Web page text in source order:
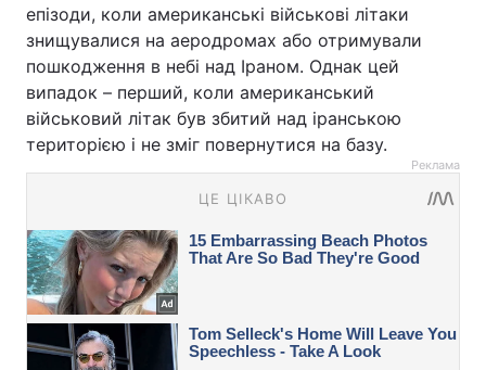
епізоди, коли американські військові літаки
знищувалися на аеродромах або отримували
пошкодження в небі над Іраном. Однак цей
випадок – перший, коли американський
військовий літак був збитий над іранською
територією і не зміг повернутися на базу.
Реклама